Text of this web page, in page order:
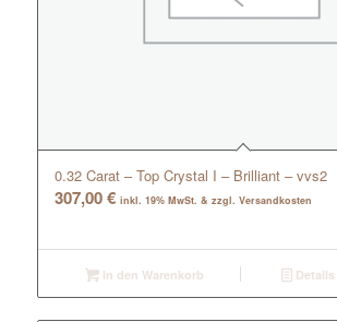
0.32 Carat – Top Crystal I – Brilliant – vvs2
307,00€ inkl. 19% MwSt. & zzgl. Versandkosten
In den Warenkorb